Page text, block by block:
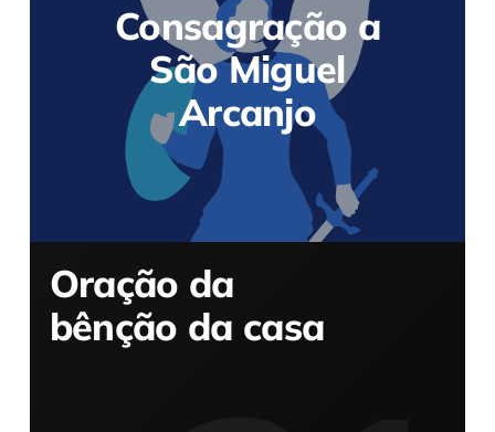
Consagração a
São Miguel
Arcanjo
Oração da
bênção da casa